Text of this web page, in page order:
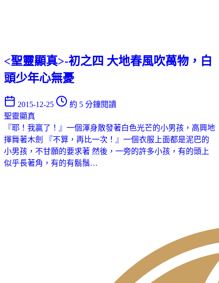
<聖靈顯真>-初之四 大地春風吹萬物，白
頭少年心無憂
2015-12-25
約 5 分鐘閱讀
聖靈顯真
『耶！我贏了！』一個渾身散發著白色光芒的小男孩，高興地
揮舞著木劍 『不算，再比一次！』一個衣服上面都是泥巴的
小男孩，不甘願的要求著 然後，一旁的許多小孩，有的頭上
似乎長著角，有的有鬍鬚…